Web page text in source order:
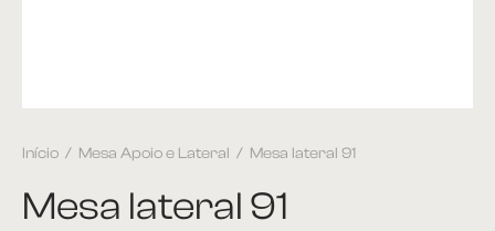
Início / Mesa Apoio e Lateral / Mesa lateral 91
Mesa lateral 91